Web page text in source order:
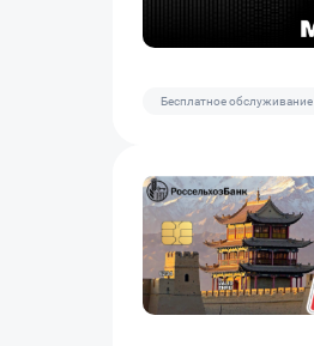
Бесплатное обслуживание